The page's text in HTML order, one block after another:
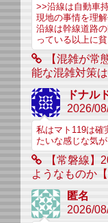
>>沿線は自動車
現地の事情を理
沿線は幹線道路
っている以上に
【混雑が常
能な混雑対策
ドナル
2026/
私はマト119は確
たいな感じな気が
【常磐線】
ようなものか
匿名
2026/